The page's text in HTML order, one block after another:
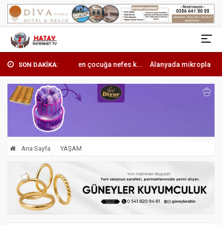
SON DAKİKA:
çocuğa nefes k... Alanyada mikroplastik kirliliğine karşı
Ana Sayfa YAŞAM